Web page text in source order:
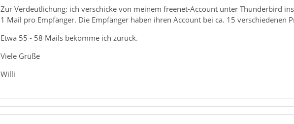
Zur Verdeutlichung: ich verschicke von meinem freenet-Account unter Thunderbird
1 Mail pro Empfänger. Die Empfänger haben ihren Account bei ca. 15 verschiedenen
Etwa 55 - 58 Mails bekomme ich zurück.
Viele Grüße
Willi